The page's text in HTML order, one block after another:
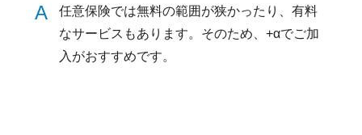
A
任意保険では無料の範囲が狭かったり、有料
なサービスもあります。そのため、+αでご加
入がおすすめです。